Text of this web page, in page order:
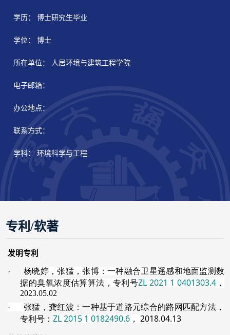
学历： 博士研究生毕业
学位： 博士
所在单位： 人居环境与建筑工程学院
电子邮箱：
办公地点：
联系方式：
学科： 环境科学与工程
专利/软著